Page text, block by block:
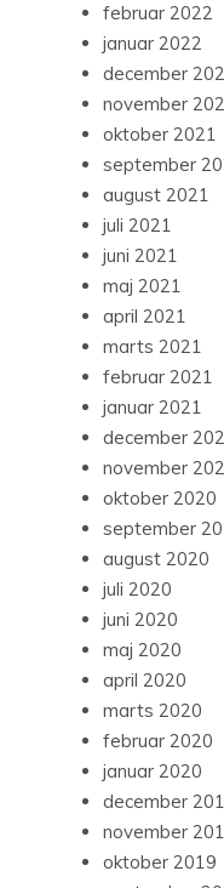
februar 2022
januar 2022
december
november
oktober 2021
september
august 2021
juli 2021
juni 2021
maj 2021
april 2021
marts 2021
februar 2021
januar 2021
december
november
oktober 2020
september
august 2020
juli 2020
juni 2020
maj 2020
april 2020
marts 2020
februar 2020
januar 2020
december
november
oktober 2019